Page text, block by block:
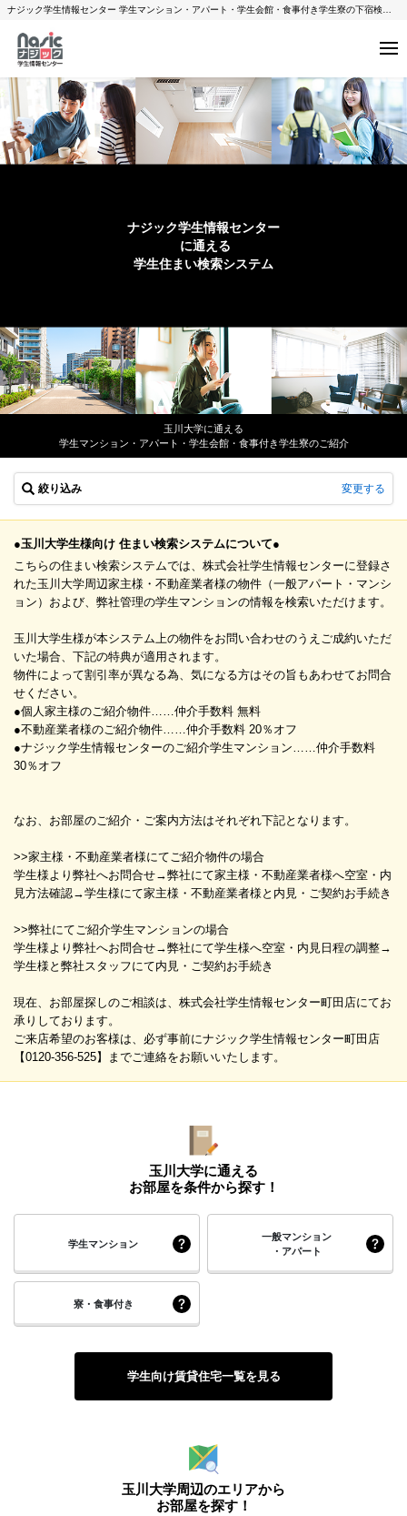
ナジック学生情報センター
に通える
学生住まい検索システム
玉川大学に通える
学生マンション・アパート・学生会館・食事付き学生寮のご紹介
絞り込み 変更する
●玉川大学生様向け 住まい検索システムについて●
こちらの住まい検索システムでは、株式会社学生情報センターに登録さ
れた玉川大学周辺家主様・不動産業者様の物件（一般アパート・マンシ
ョン）および、弊社管理の学生マンションの情報を検索いただけます。
玉川大学生様が本システム上の物件をお問い合わせのうえご成約いただ
いた場合、下記の特典が適用されます。
物件によって割引率が異なる為、気になる方はその旨もあわせてお問合
せください。
●個人家主様のご紹介物件……仲介手数料 無料
●不動産業者様のご紹介物件……仲介手数料 20％オフ
●ナジック学生情報センターのご紹介学生マンション……仲介手数料
30％オフ
なお、お部屋のご紹介・ご案内方法はそれぞれ下記となります。
>>家主様・不動産業者様にてご紹介物件の場合
学生様より弊社へお問合せ→弊社にて家主様・不動産業者様へ空室・内
見方法確認→学生様にて家主様・不動産業者様と内見・ご契約お手続き
>>弊社にてご紹介学生マンションの場合
学生様より弊社へお問合せ→弊社にて学生様へ空室・内見日程の調整→
学生様と弊社スタッフにて内見・ご契約お手続き
現在、お部屋探しのご相談は、株式会社学生情報センター町田店にてお
承りしております。
ご来店希望のお客様は、必ず事前にナジック学生情報センター町田店
【0120-356-525】までご連絡をお願いいたします。
玉川大学に通える
お部屋を条件から探す！
学生マンション
一般マンション
・アパート
寮・食事付き
学生向け賃貸住宅一覧を見る
玉川大学周辺のエリアから
お部屋を探す！